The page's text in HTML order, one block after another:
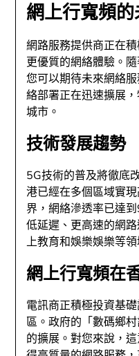
網上行寬頻
網路服務提供商正在
更優質的網絡體驗。
您可以期待未來網絡
絡部署正在迅速擴展
城市。
技術發展趨勢
5G技術的普及將徹底
港已經在多個區域實
界，網絡滲透率已達
低延遲、更高速的網
上教育和娛樂娛樂等領
網上行寬頻在
電訊商正積極投資基
區。政府的「數碼鄉
的擴展。對您來說，